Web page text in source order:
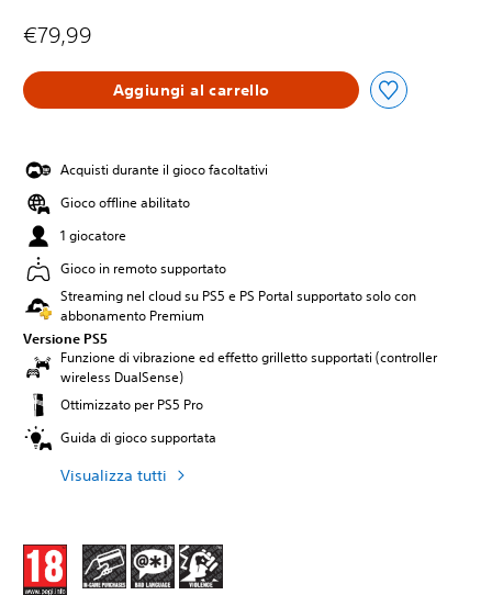
€79,99
Aggiungi al carrello
Acquisti durante il gioco facoltativi
Gioco offline abilitato
1 giocatore
Gioco in remoto supportato
Streaming nel cloud su PS5 e PS Portal supportato solo con
abbonamento Premium
Versione PS5
Funzione di vibrazione ed effetto grilletto supportati (controller
wireless DualSense)
Ottimizzato per PS5 Pro
Guida di gioco supportata
Visualizza tutti